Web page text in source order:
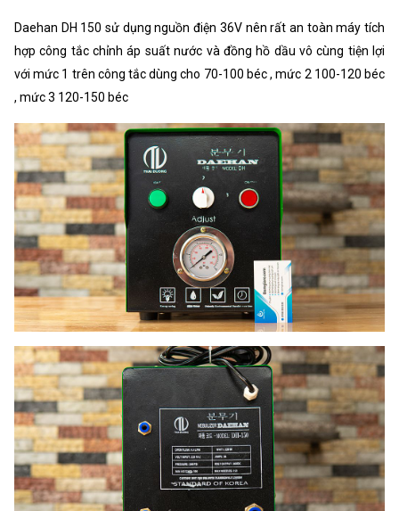
Daehan DH 150 sử dụng nguồn điện 36V nên rất an toàn máy tích
hợp công tắc chỉnh áp suất nước và đồng hồ dầu vô cùng tiện lợi
với mức 1 trên công tắc dùng cho 70-100 béc , mức 2 100-120 béc
, mức 3 120-150 béc